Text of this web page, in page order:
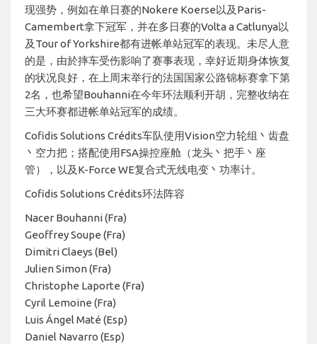
现强势，例如在单日赛的Nokere Koerse以及Paris-
Camembert拿下冠军，并在多日赛的Volta a Catlunya以
及Tour of Yorkshire都有进帐单站冠军的表现。未尽人意
的是，由於摔车受伤影响了赛事表现，幸好近期身体恢复
的状况良好，在上周末举行的法国国家公路锦标赛拿下第
2名，也希望Bouhanni在今年环法顺利开胡，完整收纳在
三大环赛都进帐单站冠军的成绩。
Cofidis Solutions Crédits车队使用Vision空力轮组丶齿盘
丶空力把；搭配使用FSA操控座舱（龙头丶把手丶座
管），以及K-Force WE复合式无线电变丶功率计。
Cofidis Solutions Crédits环法阵容
Nacer Bouhanni (Fra)
Geoffrey Soupe (Fra)
Dimitri Claeys (Bel)
Julien Simon (Fra)
Christophe Laporte (Fra)
Cyril Lemoine (Fra)
Luis Ángel Maté (Esp)
Daniel Navarro (Esp)